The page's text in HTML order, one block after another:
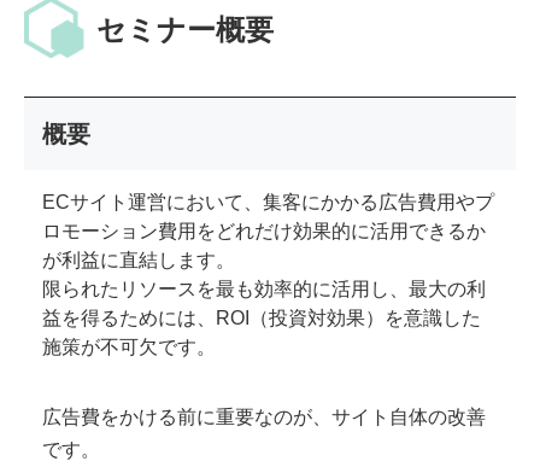
セミナー概要
概要
ECサイト運営において、集客にかかる広告費用やプ
ロモーション費用をどれだけ効果的に活用できるか
が利益に直結します。
限られたリソースを最も効率的に活用し、最大の利
益を得るためには、ROI（投資対効果）を意識した
施策が不可欠です。
広告費をかける前に重要なのが、サイト自体の改善
です。